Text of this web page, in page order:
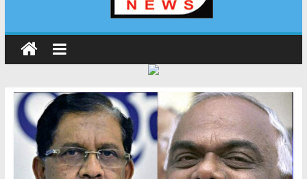
मुख्यमंत्री से महानिदेशक एनसीसी ने की शिष्टाचार भेंट,उत्तराखण्ड में एनसीसी के
विस्तार एवं आधुनिक आधारभूत संरचना के विकास पर हुई महत्वपूर्ण चर्चा
एमडीडीए बोर्ड बैठक, देहरादून और मसूरी के विकास के लिए 25 बड़े प्रस्तावों को मिली
हरी झंडी